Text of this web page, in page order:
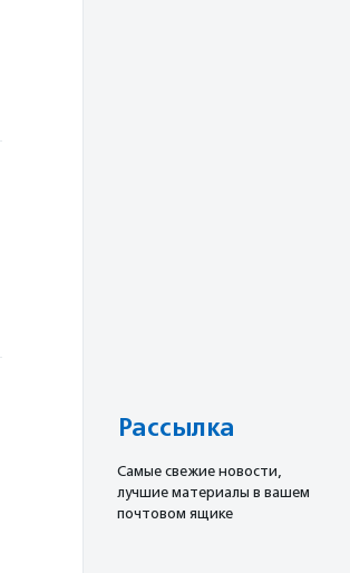
Рассылка
Cамые свежие новости,
лучшие материалы в вашем
почтовом ящике